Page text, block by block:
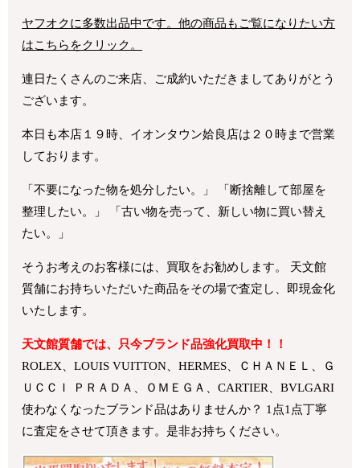
ヤフオクに多数出品中です。他の商品もご覧になりたい方
はこちらをクリック。
連日たくさんのご来店、ご成約いただきましてありがとう
ございます。
本日も本店１９時、イオンタウン姶良店は２０時まで営業
しております。
「不要になった物を処分したい。」 「断捨離して部屋を
整理したい。」 「古い物を売って、新しい物に買い替え
たい。」
そうお考えのお客様には、買取をお勧めします。 天文館
質舗にお持ちいただいた商品をその場で査定し、即現金化
いたします。
天文館質舗では、只今ブランド品強化買取中！！
ROLEX、LOUIS VUITTON、HERMES、ＣＨＡＮＥＬ、Ｇ
ＵＣＣＩ ＰＲＡＤＡ、ＯＭＥＧＡ、CARTIER、BVLGARI
使わなくなったブランド品はありませんか？ 1点1点丁寧
に査定をさせて頂きます。是非お持ちください。